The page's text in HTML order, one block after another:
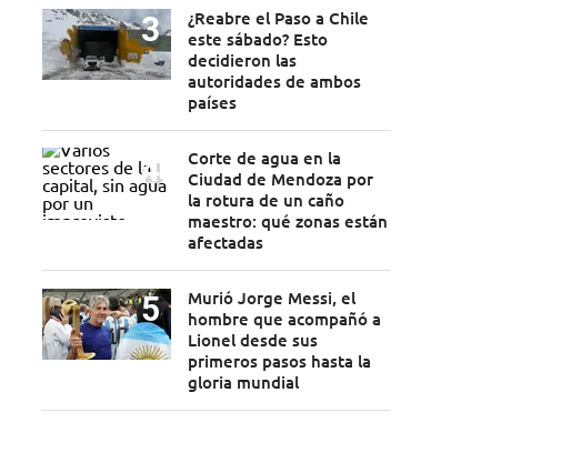
¿Reabre el Paso a Chile
este sábado? Esto
decidieron las
autoridades de ambos
países
Corte de agua en la
Ciudad de Mendoza por
la rotura de un caño
maestro: qué zonas están
afectadas
Murió Jorge Messi, el
hombre que acompañó a
Lionel desde sus
primeros pasos hasta la
gloria mundial